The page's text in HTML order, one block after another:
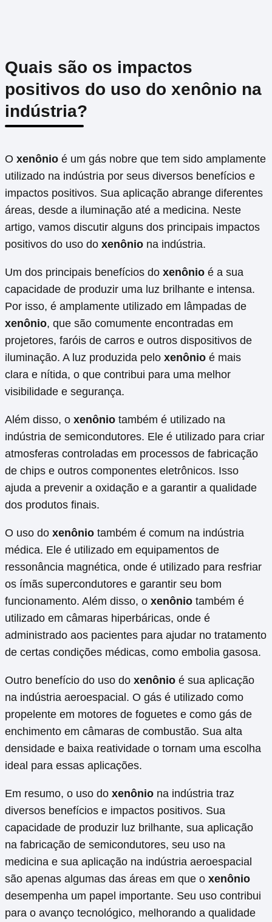
Quais são os impactos
positivos do uso do xenônio na
indústria?
O xenônio é um gás nobre que tem sido amplamente
utilizado na indústria por seus diversos benefícios e
impactos positivos. Sua aplicação abrange diferentes
áreas, desde a iluminação até a medicina. Neste
artigo, vamos discutir alguns dos principais impactos
positivos do uso do xenônio na indústria.
Um dos principais benefícios do xenônio é a sua
capacidade de produzir uma luz brilhante e intensa.
Por isso, é amplamente utilizado em lâmpadas de
xenônio, que são comumente encontradas em
projetores, faróis de carros e outros dispositivos de
iluminação. A luz produzida pelo xenônio é mais
clara e nítida, o que contribui para uma melhor
visibilidade e segurança.
Além disso, o xenônio também é utilizado na
indústria de semicondutores. Ele é utilizado para criar
atmosferas controladas em processos de fabricação
de chips e outros componentes eletrônicos. Isso
ajuda a prevenir a oxidação e a garantir a qualidade
dos produtos finais.
O uso do xenônio também é comum na indústria
médica. Ele é utilizado em equipamentos de
ressonância magnética, onde é utilizado para resfriar
os ímãs supercondutores e garantir seu bom
funcionamento. Além disso, o xenônio também é
utilizado em câmaras hiperbáricas, onde é
administrado aos pacientes para ajudar no tratamento
de certas condições médicas, como embolia gasosa.
Outro benefício do uso do xenônio é sua aplicação
na indústria aeroespacial. O gás é utilizado como
propelente em motores de foguetes e como gás de
enchimento em câmaras de combustão. Sua alta
densidade e baixa reatividade o tornam uma escolha
ideal para essas aplicações.
Em resumo, o uso do xenônio na indústria traz
diversos benefícios e impactos positivos. Sua
capacidade de produzir luz brilhante, sua aplicação
na fabricação de semicondutores, seu uso na
medicina e sua aplicação na indústria aeroespacial
são apenas algumas das áreas em que o xenônio
desempenha um papel importante. Seu uso contribui
para o avanço tecnológico, melhorando a qualidade